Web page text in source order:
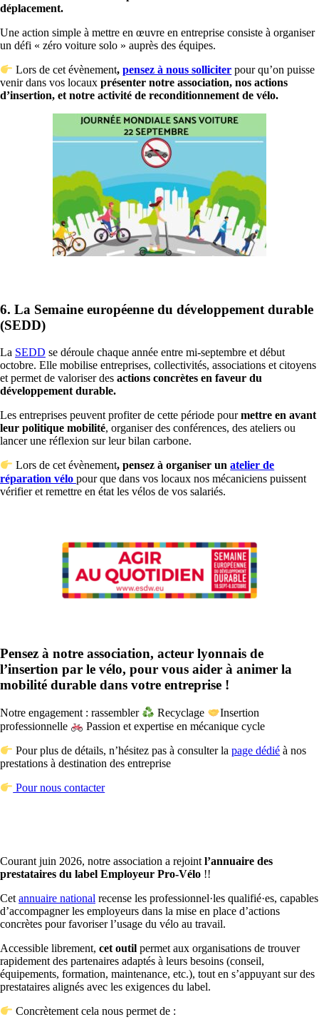
déplacement.
Une action simple à mettre en œuvre en entreprise consiste à organiser
un défi « zéro voiture solo » auprès des équipes.
Lors de cet évènement,pensez à nous solliciter pour qu’on puisse
venir dans vos locaux présenter notre association, nos actions
d’insertion, et notre activité de reconditionnement de vélo.
6. La Semaine européenne du développement durable
(SEDD)
La SEDD se déroule chaque année entre mi-septembre et début
octobre. Elle mobilise entreprises, collectivités, associations et citoyens
et permet de valoriser des actions concrètes en faveur du
développement durable.
Les entreprises peuvent profiter de cette période pourmettre en avant
leur politique mobilité, organiser des conférences, des ateliers ou
lancer une réflexion sur leur bilan carbone.
Lors de cet évènement, pensez à organiser unatelier de
réparation vélo pour que dans vos locaux nos mécaniciens puissent
vérifier et remettre en état les vélos de vos salariés.
Pensez à notre association, acteur lyonnais de
l’insertion par le vélo, pour vous aider à animer la
mobilité durable dans votre entreprise !
Notre engagement : rassembler Recyclage
Insertion
professionnelle
Passion et expertise en mécanique cycle
Pour plus de détails, n’hésitez pas à consulter lapage dédié à nos
prestations à destination des entreprise
Pour nous contacter
Courant juin 2026, notre association a rejoint l’annuaire des
prestataires du label Employeur Pro-Vélo !!
Cet annuaire national recense les professionnel·les qualifié·es, capables
d’accompagner les employeurs dans la mise en place d’actions
concrètes pour favoriser l’usage du vélo au travail.
Accessible librement, cet outil permet aux organisations de trouver
rapidement des partenaires adaptés à leurs besoins (conseil,
équipements, formation, maintenance, etc.), tout en s’appuyant sur des
prestataires alignés avec les exigences du label.
Concrètement cela nous permet de :